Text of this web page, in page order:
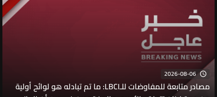
2026-08-06
مصادر متابعة للمفاوضات للـLBCI: ما تم تبادله هو لوائح أولية